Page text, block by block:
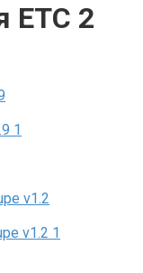
ЕТС 2
v1.2